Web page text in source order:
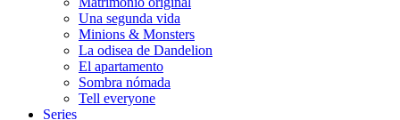
Una segunda vida
Minions & Monsters
La odisea de Dandelion
El apartamento
Sombra nómada
Tell everyone
Series